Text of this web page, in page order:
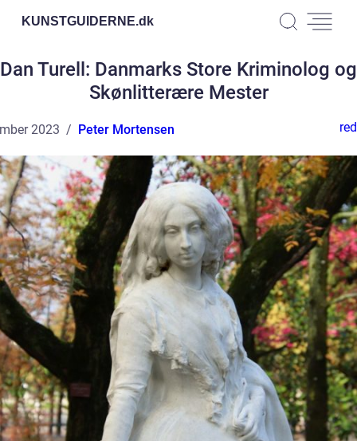
KUNSTGUIDERNE.dk
Dan Turell: Danmarks Store Kriminolog og
Skønlitterære Mester
2023 Peter Mortensen